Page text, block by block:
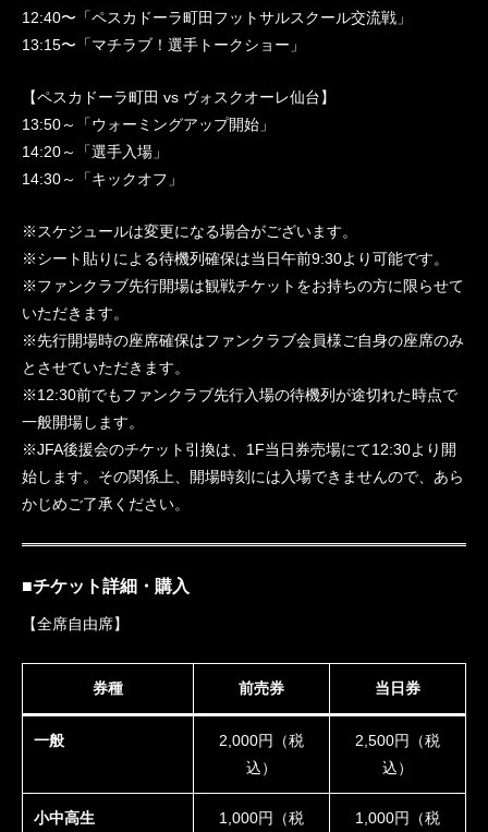
12:40〜「ペスカドーラ町田フットサルスクール交流戦」
13:15〜「マチラブ！選手トークショー」
【ペスカドーラ町田 vs ヴォスクオーレ仙台】
13:50～「ウォーミングアップ開始」
14:20～「選手入場」
14:30～「キックオフ」
※スケジュールは変更になる場合がございます。
※シート貼りによる待機列確保は当日午前9:30より可能です。
※ファンクラブ先行開場は観戦チケットをお持ちの方に限らせて
いただきます。
※先行開場時の座席確保はファンクラブ会員様ご自身の座席のみ
とさせていただきます。
※12:30前でもファンクラブ先行入場の待機列が途切れた時点で
一般開場します。
※JFA後援会のチケット引換は、1F当日券売場にて12:30より開
始します。その関係上、開場時刻には入場できませんので、あら
かじめご了承ください。
■チケット詳細・購入
【全席自由席】
券種 前売券 当日券
一般
2,000円（税
込）
2,500円（税
込）
小中高生
1,000円（税
1,000円（税